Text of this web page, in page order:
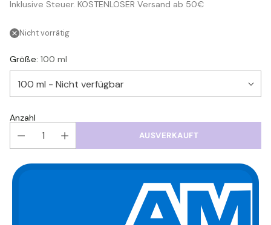
Inklusive Steuer. KOSTENLOSER Versand ab 50€
Nicht vorrätig
Größe: 100 ml
Anzahl
AUSVERKAUFT